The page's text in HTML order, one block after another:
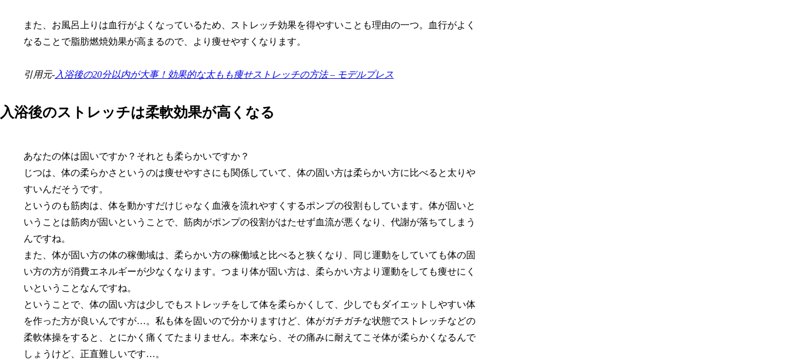
また、お風呂上りは血行がよくなっているため、ストレッチ効果を得やすいことも理由の一つ。血行がよく
なることで脂肪燃焼効果が高まるので、より痩せやすくなります。
引用元- 入浴後の20分以内が大事！効果的な太もも痩せストレッチの方法 – モデルプレス
入浴後のストレッチは柔軟効果が高くなる
あなたの体は固いですか？それとも柔らかいですか？
じつは、体の柔らかさというのは痩せやすさにも関係していて、体の固い方は柔らかい方に比べると太りや
すいんだそうです。
というのも筋肉は、体を動かすだけじゃなく血液を流れやすくするポンプの役割もしています。体が固いと
いうことは筋肉が固いということで、筋肉がポンプの役割がはたせず血流が悪くなり、代謝が落ちてしまう
んですね。
また、体が固い方の体の稼働域は、柔らかい方の稼働域と比べると狭くなり、同じ運動をしていても体の固
い方の方が消費エネルギーが少なくなります。つまり体が固い方は、柔らかい方より運動をしても痩せにく
いということなんですね。
ということで、体の固い方は少しでもストレッチをして体を柔らかくして、少しでもダイエットしやすい体
を作った方が良いんですが…。私も体を固いので分かりますけど、体がガチガチな状態でストレッチなどの
柔軟体操をすると、とにかく痛くてたまりません。本来なら、その痛みに耐えてこそ体が柔らかくなるんで
しょうけど、正直難しいです…。